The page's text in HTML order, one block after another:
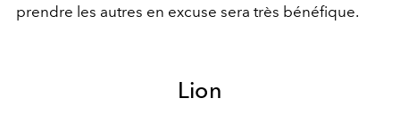
prendre les autres en excuse sera très bénéfique.
Lion